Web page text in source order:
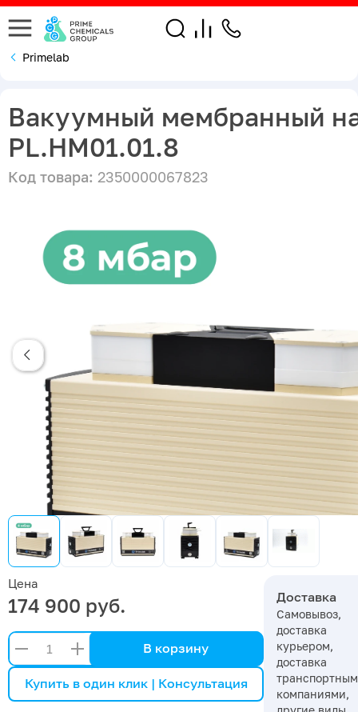
Primelab
Вакуумный мембранный
PL.HM01.01.8
Код товара: 2350000067823
Цена
174 900 руб.
В корзину
Купить в один клик | Консультация
Доставка
Самовывоз,
доставка
курьером,
доставка
компаниями,